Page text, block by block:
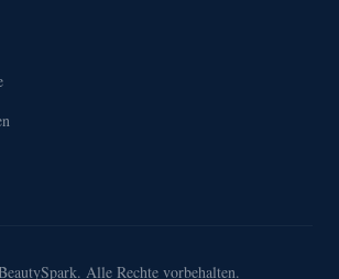
Alle Rechte vorbehalten.